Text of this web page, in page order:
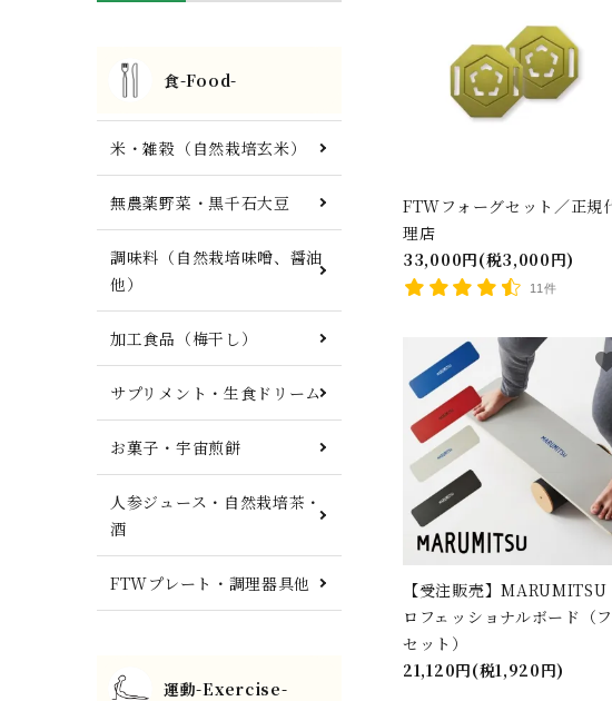
FTWフォーグセット／正規
理店
33,000円(税3,000円)
11件
【受注販売】MARUMITSU
ロフェッショナルボード（
セット）
21,120円(税1,920円)
食-Food-
米・雑穀（自然栽培玄米）
無農薬野菜・黒千石大豆
調味料（自然栽培味噌、醤油
他）
加工食品（梅干し）
サプリメント・生食ドリーム
お菓子・宇宙煎餅
人参ジュース・自然栽培茶・
酒
FTWプレート・調理器具他
運動-Exercise-